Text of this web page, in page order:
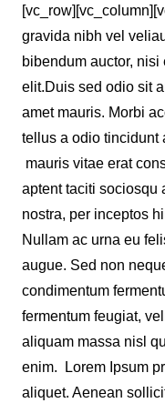
gravida nibh vel
bibendum auctor,
elit.Duis sed odio sit
amet mauris. Morbi
tellus a odio tincidunt
mauris vitae erat
aptent taciti sociosqu
nostra, per inceptos
Nullam ac urna eu
augue. Sed non
condimentum
fermentum feugiat,
aliquam massa nisl
enim. Lorem Ipsum
aliquet. Aenean